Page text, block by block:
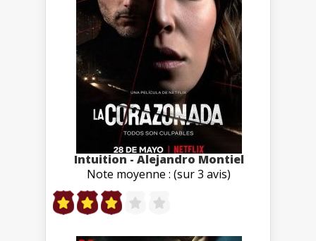
Intuition - Alejandro Montiel
Note moyenne : (sur 3 avis)